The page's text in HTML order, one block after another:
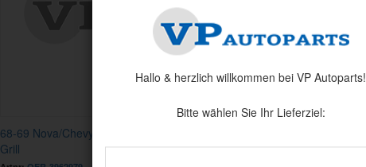
68-69 Nova/Chevy II Super Sport
Grill
Hallo & herzlich willkommen bei VP Autoparts!
Bitte wählen Sie Ihr Lieferziel: